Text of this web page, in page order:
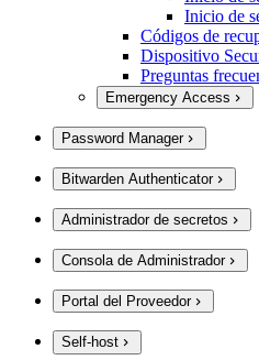
Inicio de
Códigos de
Dispositivo
Preguntas
Emergency Access
Password Manager
Bitwarden Authenticator
Administrador de secretos
Consola de Administrador
Portal del Proveedor
Self-host